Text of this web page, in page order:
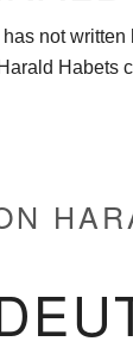
not written
Harald Habets